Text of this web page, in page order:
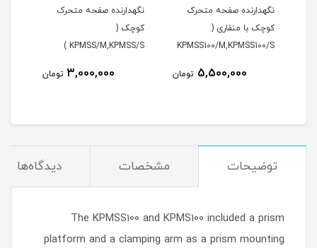
نگهدارنده صفحه متحرک
کوچک با منقاری (
KPMSS100/M,KPMSS100/S
5,500,000 تومان
نگهدارنده صفحه متحرک
کوچک (
KPMSS/M,KPMSS/S )
3,000,000 تومان
توضیحات مشخصات دیدگاه‌ها
The KPMSS100 and KPMS100 included a prism
platform and a clamping arm as a prism mounting